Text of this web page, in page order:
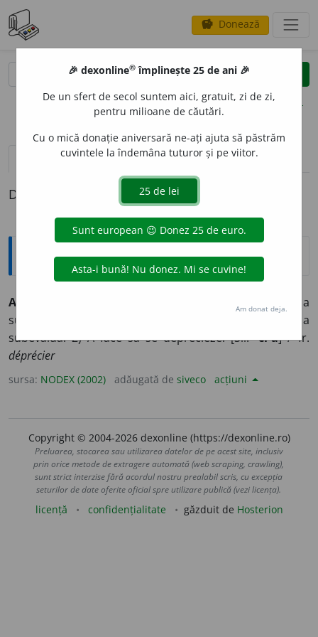
savings Donează
clear
opțiuni
definiții (1)
Definiția cu ID-ul 331384:
Explicative DEX
A DEPRECI
A aprecia
sub valoarea reală; a subaprecia; a subestima; a
subevalua. 2) A face să se deprecieze. [Sil.-ci-a] /<fr.
déprécier
sursa: NODEX (2002) adăugată de siveco acțiuni
Copyright © 2004-2026 dexonline (https://dexonline.ro)
Preluarea, stocarea sau utilizarea datelor de pe acest site, inclusiv
prin orice metode de extragere automată (web scraping, crawling),
sunt strict interzise fără acordul nostru prealabil scris, cu excepția
seturilor de date oferite oficial spre utilizare publică (vezi licența).
licență confidențialitate găzduit de Hosterion
🎉 dexonline® împlinește 25 de ani 🎉
De un sfert de secol suntem aici, gratuit, zi de zi,
pentru milioane de căutări.
Cu o mică donație aniversară ne-ați ajuta să păstrăm
cuvintele la îndemâna tuturor și pe viitor.
Am donat deja.